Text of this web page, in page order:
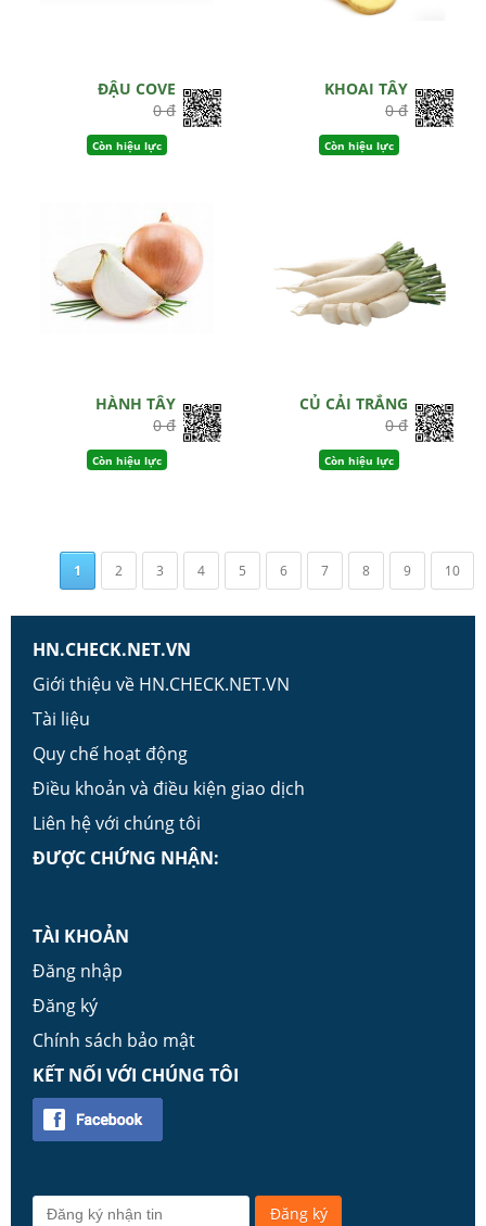
ĐẬU COVE
0 đ
Còn hiệu lực
KHOAI TÂY
0 đ
Còn hiệu lực
HÀNH TÂY
0 đ
Còn hiệu lực
CỦ CẢI TRẮNG
0 đ
Còn hiệu lực
1 2 3 4 5 6 7 8 9 10
HN.CHECK.NET.VN
Giới thiệu về HN.CHECK.NET.VN
Tài liệu
Quy chế hoạt động
Điều khoản và điều kiện giao dịch
Liên hệ với chúng tôi
ĐƯỢC CHỨNG NHẬN:
TÀI KHOẢN
Đăng nhập
Đăng ký
Chính sách bảo mật
KẾT NỐI VỚI CHÚNG TÔI